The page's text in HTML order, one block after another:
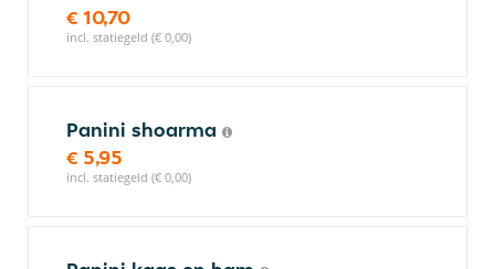
€ 10,70
incl. statiegeld (€ 0,00)
Panini shoarma
€ 5,95
incl. statiegeld (€ 0,00)